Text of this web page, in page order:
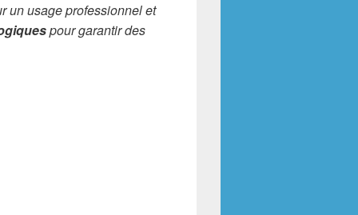
un usage professionnel et
pour garantir des